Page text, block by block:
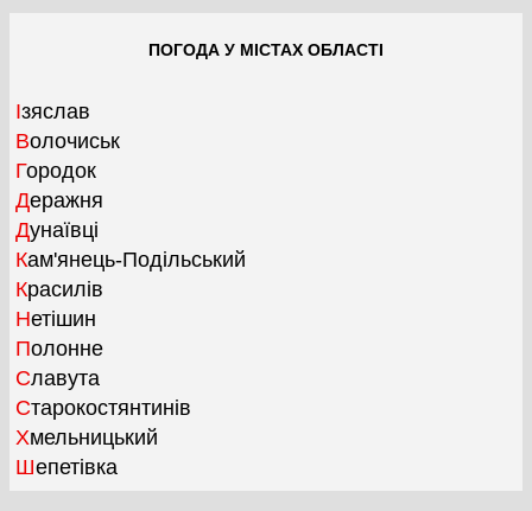
ПОГОДА У МІСТАХ ОБЛАСТІ
Ізяслав
Волочиськ
Городок
Деражня
Дунаївці
Кам'янець-Подільський
Красилів
Нетішин
Полонне
Славута
Старокостянтинів
Хмельницький
Шепетівка